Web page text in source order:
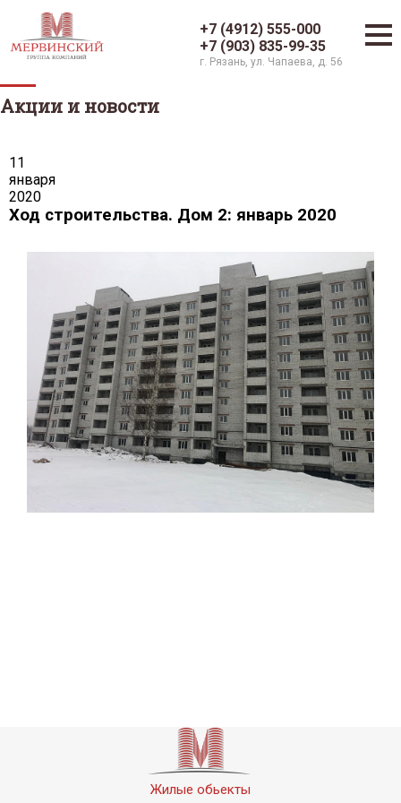
+7 (4912) 555-000
+7 (903) 835-99-35
г. Рязань, ул. Чапаева, д. 56
Акции и новости
11
января
2020
Ход строительства. Дом 2: январь 2020
Жилые обьекты